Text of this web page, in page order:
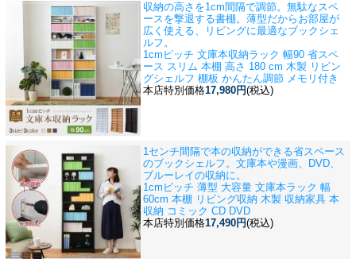
収納の高さを1cm間隔で調節。無駄なスペ
ースを撃退する書棚。薄型だからお部屋が
広く使える、リビングに最適なブックシェ
ルフ。
1cmピッチ 文庫本収納ラック 幅90 省スペ
ース スリム 本棚 高さ 180 cm 木製 リビン
グシェルフ 棚板 かんたん調節 メモリ付き
本店特別価格17,980円(税込)
1センチ間隔で本の収納ができる省スペース
のブックシェルフ。文庫本や漫画、DVD、
ブルーレイの収納に。
1cmピッチ 薄型 大容量 文庫本ラック 幅
60cm 本棚 リビング収納 木製 収納家具 本
収納 コミック CD DVD
本店特別価格17,490円(税込)